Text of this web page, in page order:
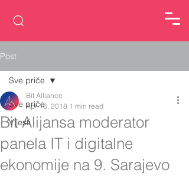
Post
Sve priče
Vijesti
Sve priče
Bit Alijansa moderator
panela IT i digitalne
ekonomije na 9. Sarajevo
Bit Alliance
Apr 16, 2018 1 min read